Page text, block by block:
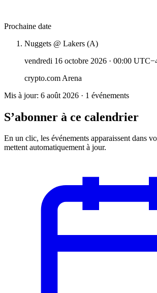
Prochaine date
Nuggets @ Lakers (A)
vendredi 16 octobre 2026 · 00:00
crypto.com Arena
Mis à jour: 6 août 2026 · 1 événements
S’abonner à ce calendrier
En un clic, les événements apparaissent dans
mettent automatiquement à jour.